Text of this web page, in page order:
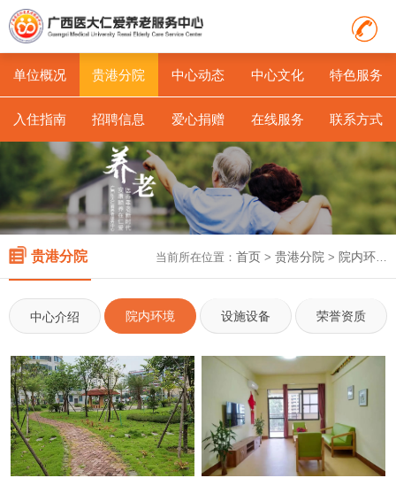
单位概况 贵港分院 中心动态 中心文化 特色服务
入住指南 招聘信息 爱心捐赠 在线服务 联系方式
贵港分院 当前所在位置： 首页 > 贵港分院> 院内环境
中心介绍 院内环境 设施设备 荣誉资质